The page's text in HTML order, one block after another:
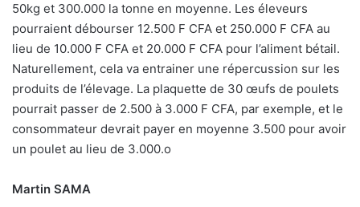
50kg et 300.000 la tonne en moyenne. Les éleveurs
pourraient débourser 12.500 F CFA et 250.000 F CFA au
lieu de 10.000 F CFA et 20.000 F CFA pour l’aliment bétail.
Naturellement, cela va entrainer une répercussion sur les
produits de l’élevage. La plaquette de 30 œufs de poulets
pourrait passer de 2.500 à 3.000 F CFA, par exemple, et le
consommateur devrait payer en moyenne 3.500 pour avoir
un poulet au lieu de 3.000.o
Martin SAMA